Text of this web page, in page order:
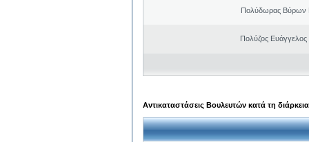
Πολύδωρας Βύρων
Πολύζος Ευάγγελος
Αντικαταστάσεις Βουλευτών κατά τη